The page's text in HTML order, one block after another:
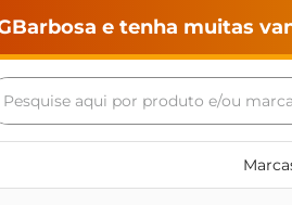
e tenha muitas
aqui por produto e/ou
Termos mais buscados